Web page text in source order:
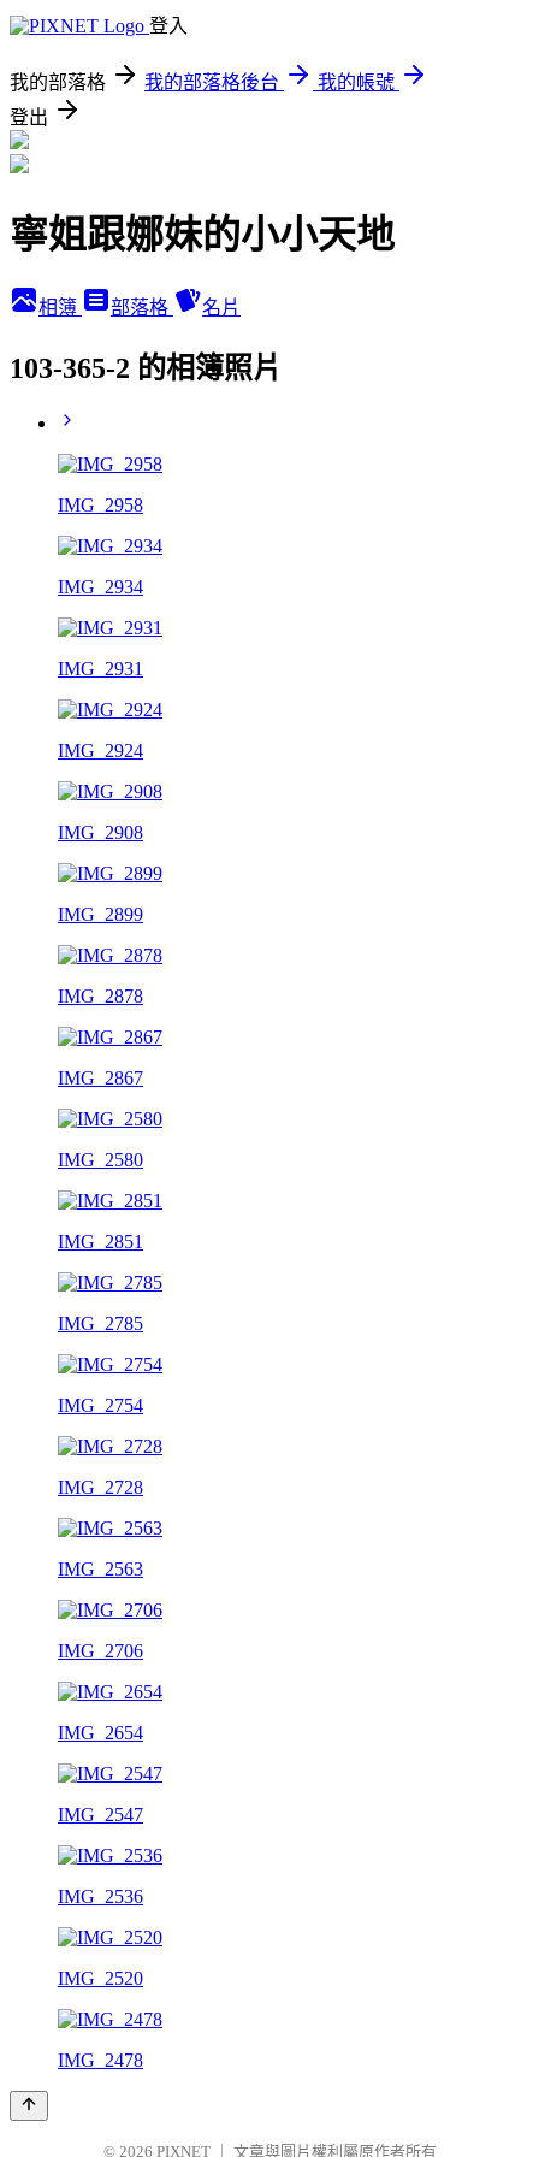
登入
我的部落格 我的部落格後台
我的帳號
登出
寧姐跟娜妹的小小天地
相簿 部落格 名片
103-365-2 的相簿照片
IMG_2958
IMG_2934
IMG_2931
IMG_2924
IMG_2908
IMG_2899
IMG_2878
IMG_2867
IMG_2580
IMG_2851
IMG_2785
IMG_2754
IMG_2728
IMG_2563
IMG_2706
IMG_2654
IMG_2547
IMG_2536
IMG_2520
IMG_2478
© 2026 PIXNET 文章與圖片權利屬原作者所有